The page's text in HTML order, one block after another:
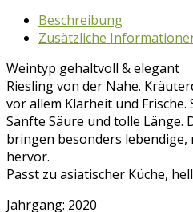
Beschreibung
Zusätzliche
Weintyp gehaltvoll & elegant
Riesling von der Nahe.
vor allem Klarheit und
Sanfte Säure und tolle Länge.
bringen besonders lebendige,
hervor.
Passt zu asiatischer Küche,
Jahrgang: 2020